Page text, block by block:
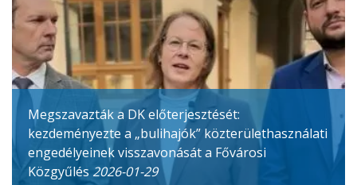
Megszavazták a DK előterjesztését:
kezdeményezte a „bulihajók” közterülethasználati
engedélyeinek visszavonását a Fővárosi
Közgyűlés 2026-01-29